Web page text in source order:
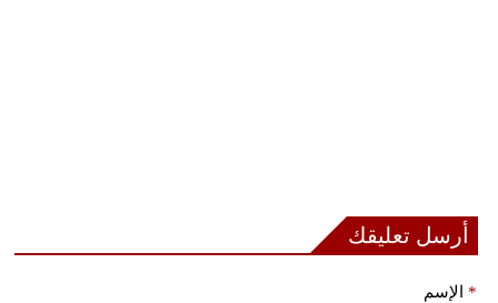
أرسل تعليقك
الإسم *